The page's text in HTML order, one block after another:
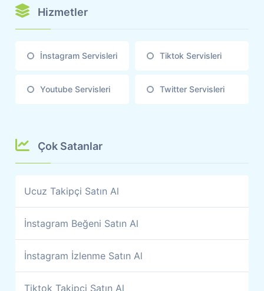
Hizmetler
İnstagram Servisleri Tiktok Servisleri
Youtube Servisleri Twitter Servisleri
Çok Satanlar
Ucuz Takipçi Satın Al
İnstagram Beğeni Satın Al
İnstagram İzlenme Satın Al
Tiktok Takipçi Satın Al